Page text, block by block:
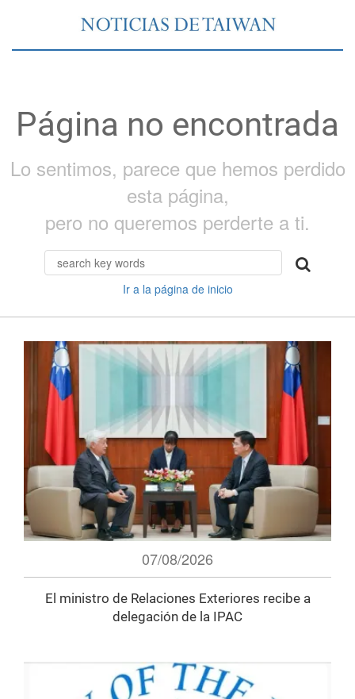
Página no encontrada
Lo sentimos, parece que hemos perdido
esta página,
pero no queremos perderte a ti.
Ir a la página de inicio
07/08/2026
El ministro de Relaciones Exteriores recibe a
delegación de la IPAC